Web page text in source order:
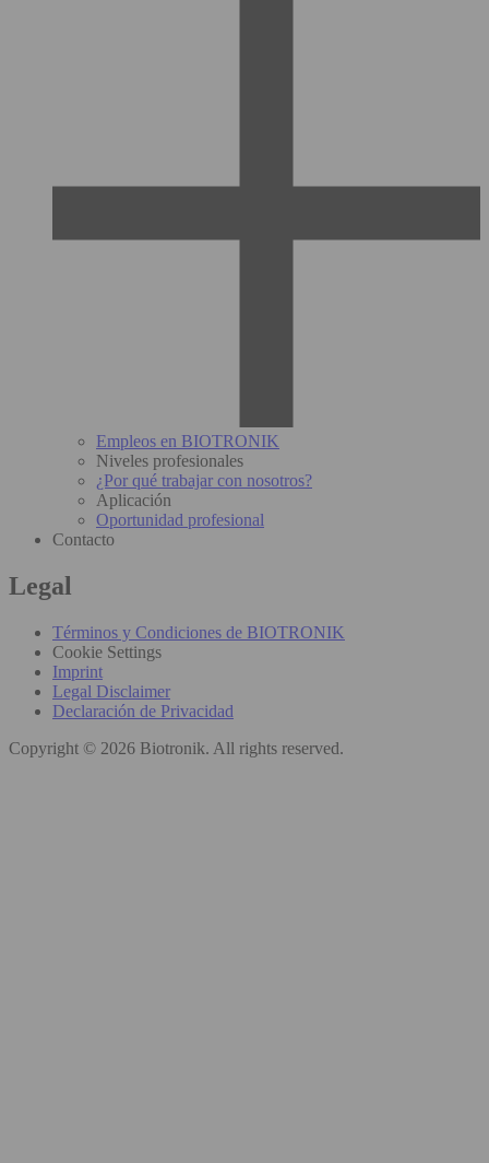
Empleos en BIOTRONIK
Niveles profesionales
¿Por qué trabajar con nosotros?
Aplicación
Oportunidad profesional
Contacto
Legal
Términos y Condiciones de BIOTRONIK
Cookie Settings
Imprint
Legal Disclaimer
Declaración de Privacidad
Copyright © 2026 Biotronik. All rights reserved.